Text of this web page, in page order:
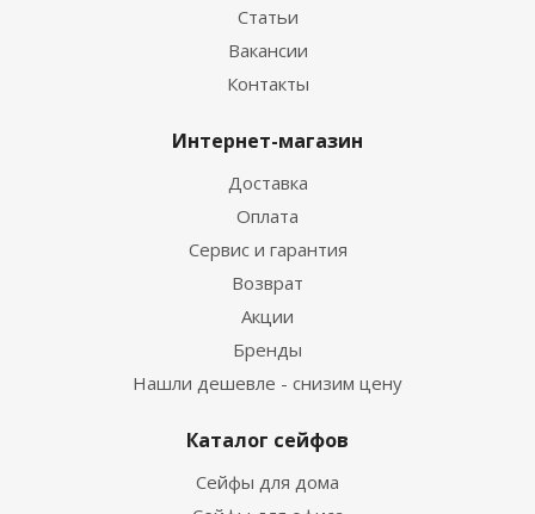
Статьи
Вакансии
Контакты
Интернет-магазин
Доставка
Оплата
Сервис и гарантия
Возврат
Акции
Бренды
Нашли дешевле - снизим цену
Каталог сейфов
Сейфы для дома